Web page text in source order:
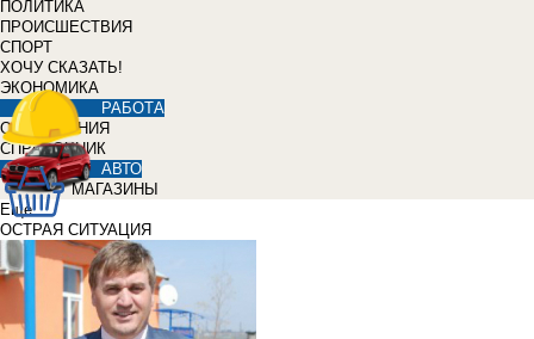
ПОЛИТИКА
ПРОИСШЕСТВИЯ
СПОРТ
ХОЧУ СКАЗАТЬ!
ЭКОНОМИКА
РАБОТА
ОБЪЯВЛЕНИЯ
СПРАВОЧНИК
АВТО
МАГАЗИНЫ
Еще
ОСТРАЯ СИТУАЦИЯ